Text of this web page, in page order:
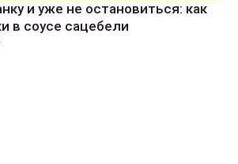
и уже не остановиться: как
в соусе сацебели